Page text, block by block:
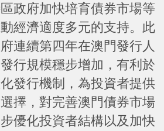
政府加快培育債券市場等
經濟適度多元的支持。此
連續第四年在澳門發行人
行規模穩步增加，有利於
發行機制，為投資者提供
擇，對完善澳門債券市場
優化投資者結構以及加快